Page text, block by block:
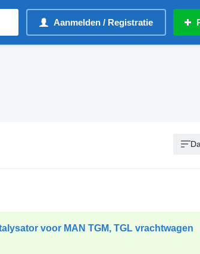
Aanmelden / Registratie
voor MAN TGM, TGL vrachtwagen